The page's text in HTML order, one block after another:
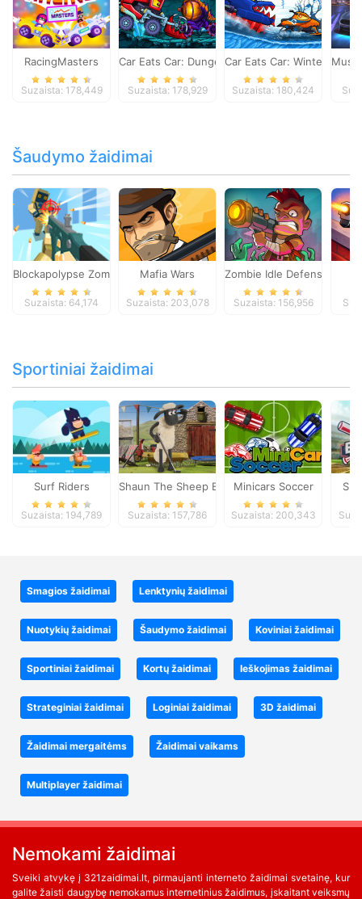
RacingMasters
Suzaista: 178,449
Car Eats Car: Dungeon Adventure
Suzaista: 178,929
Car Eats Car: Winter
Suzaista: 180,424
Šaudymo žaidimai
Blockapolypse Zombie Shooter
Suzaista: 64,174
Mafia Wars
Suzaista: 203,078
Zombie Idle Defense
Suzaista: 156,956
Sportiniai žaidimai
Surf Riders
Suzaista: 194,789
Shaun The Sheep Baahmy Golf
Suzaista: 157,786
Minicars Soccer
Suzaista: 200,343
Smagios žaidimai Lenktynių žaidimai
Nuotykių žaidimai Šaudymo žaidimai Koviniai žaidimai
Sportiniai žaidimai Kortų žaidimai Ieškojimas žaidimai
Strateginiai žaidimai Loginiai žaidimai 3D žaidimai
Žaidimai mergaitėms Žaidimai vaikams
Multiplayer žaidimai
Nemokami žaidimai
Sveiki atvykę į 321zaidimai.lt, pirmaujanti interneto žaidimai svetainę, kur
galite žaisti daugybę nemokamus internetinius žaidimus, įskaitant veiksmų